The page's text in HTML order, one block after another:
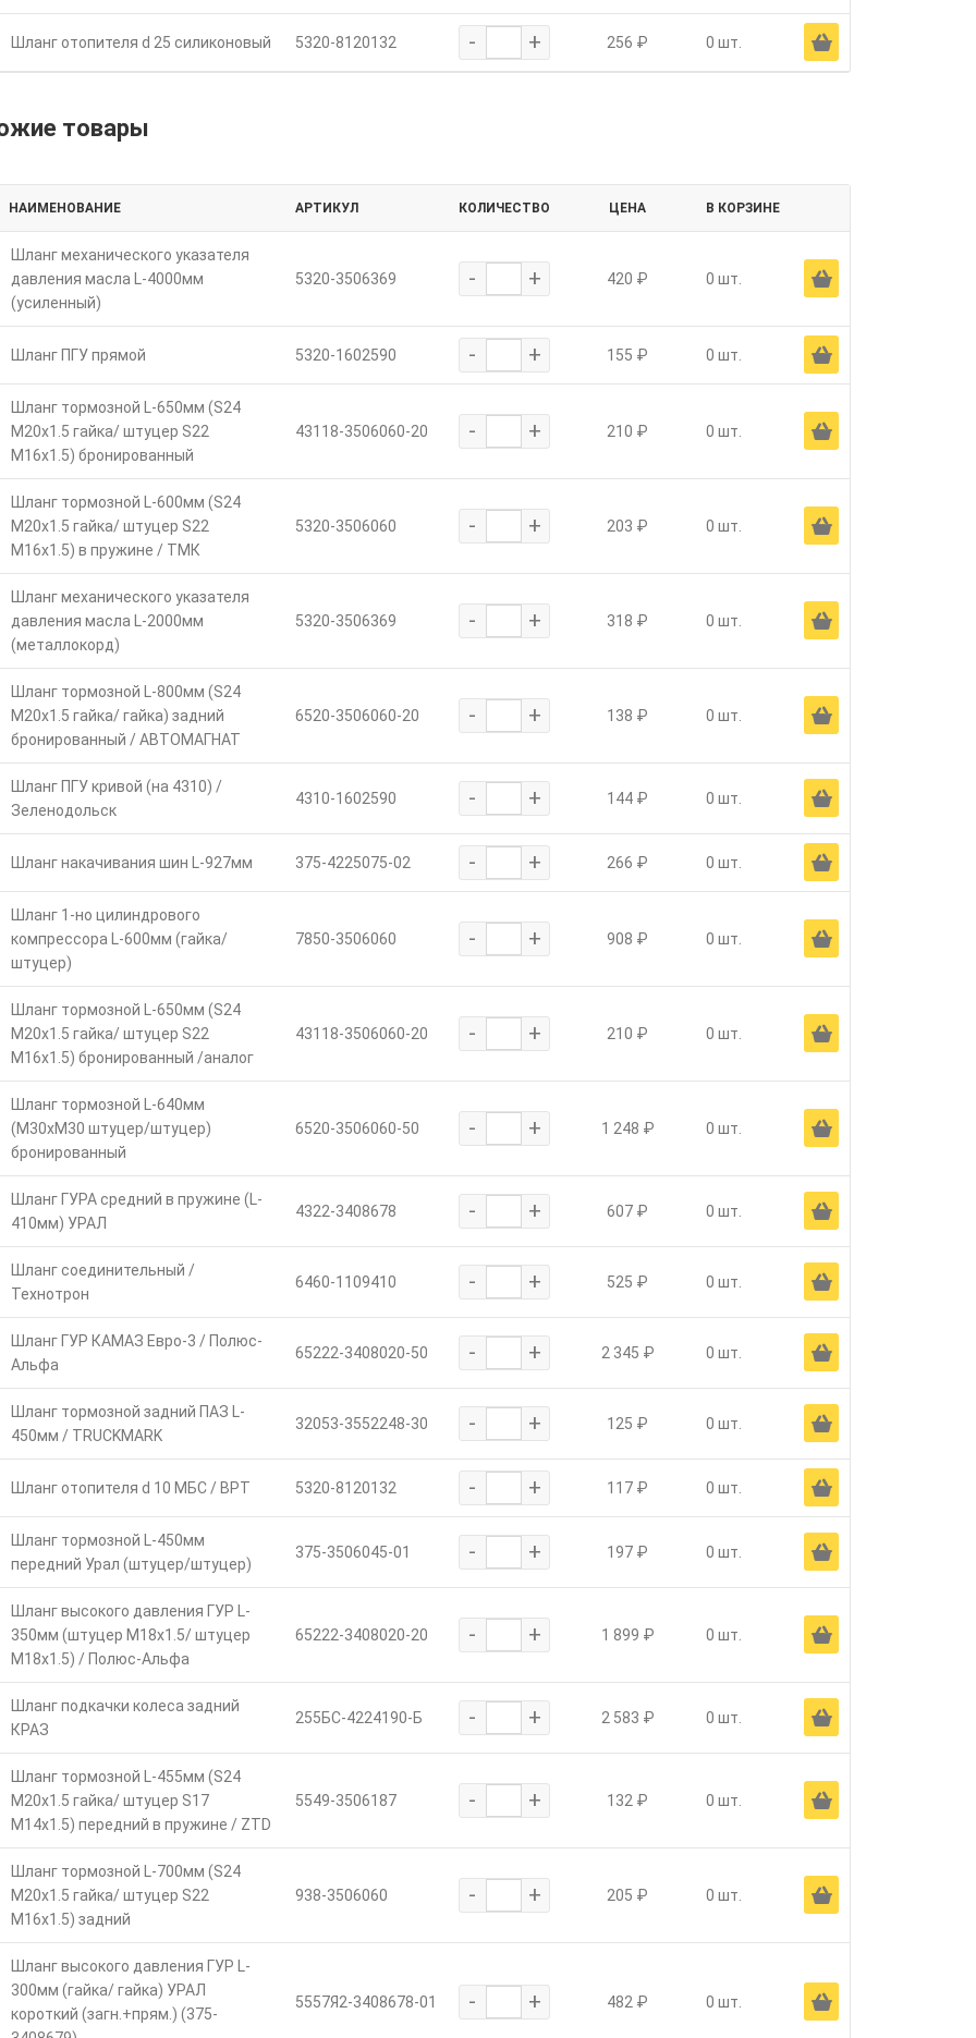
Шланг отопителя d 25 силиконовый 5320-8120132 - + 256 ₽ 0 шт. Ä
товары
НАИМЕНОВАНИЕ АРТИКУЛ КОЛИЧЕСТВО ЦЕНА В КОРЗИНЕ
Шланг механического указателя
давления масла L-4000мм
(усиленный)
5320-3506369 - + 420 ₽ 0 шт. Ä
Шланг ПГУ прямой 5320-1602590 - + 155 ₽ 0 шт. Ä
Шланг тормозной L-650мм (S24
M20х1.5 гайка/ штуцер S22
M16х1.5) бронированный
43118-3506060-20 - + 210 ₽ 0 шт. Ä
Шланг тормозной L-600мм (S24
М20х1.5 гайка/ штуцер S22
М16х1.5) в пружине / ТМК
5320-3506060 - + 203 ₽ 0 шт. Ä
Шланг механического указателя
давления масла L-2000мм
(металлокорд)
5320-3506369 - + 318 ₽ 0 шт. Ä
Шланг тормозной L-800мм (S24
М20х1.5 гайка/ гайка) задний
бронированный / АВТОМАГНАТ
6520-3506060-20 - + 138 ₽ 0 шт. Ä
Шланг ПГУ кривой (на 4310) /
Зеленодольск
4310-1602590 - + 144 ₽ 0 шт. Ä
Шланг накачивания шин L-927мм 375-4225075-02 - + 266 ₽ 0 шт. Ä
Шланг 1-но цилиндрового
компрессора L-600мм (гайка/
штуцер)
7850-3506060 - + 908 ₽ 0 шт. Ä
Шланг тормозной L-650мм (S24
M20х1.5 гайка/ штуцер S22
M16х1.5) бронированный /аналог
43118-3506060-20 - + 210 ₽ 0 шт. Ä
Шланг тормозной L-640мм
(М30хМ30 штуцер/штуцер)
бронированный
6520-3506060-50 - + 1 248 ₽ 0 шт. Ä
Шланг ГУРА средний в пружине (L-
410мм) УРАЛ
4322-3408678 - + 607 ₽ 0 шт. Ä
Шланг соединительный /
Технотрон
6460-1109410 - + 525 ₽ 0 шт. Ä
Шланг ГУР КАМАЗ Евро-3 / Полюс-
Альфа
65222-3408020-50 - + 2 345 ₽ 0 шт. Ä
Шланг тормозной задний ПАЗ L-
450мм / TRUCKMARK
32053-3552248-30 - + 125 ₽ 0 шт. Ä
Шланг отопителя d 10 МБС / ВРТ 5320-8120132 - + 117 ₽ 0 шт. Ä
Шланг тормозной L-450мм
передний Урал (штуцер/штуцер)
375-3506045-01 - + 197 ₽ 0 шт. Ä
Шланг высокого давления ГУР L-
350мм (штуцер М18х1.5/ штуцер
М18х1.5) / Полюс-Альфа
65222-3408020-20 - + 1 899 ₽ 0 шт. Ä
Шланг подкачки колеса задний
КРАЗ
255БС-4224190-Б - + 2 583 ₽ 0 шт. Ä
Шланг тормозной L-455мм (S24
М20х1.5 гайка/ штуцер S17
М14х1.5) передний в пружине / ZTD
5549-3506187 - + 132 ₽ 0 шт. Ä
Шланг тормозной L-700мм (S24
М20х1.5 гайка/ штуцер S22
М16х1.5) задний
938-3506060 - + 205 ₽ 0 шт. Ä
Шланг высокого давления ГУР L-
300мм (гайка/ гайка) УРАЛ
короткий (загн.+прям.) (375-
5557Я2-3408678-01 - + 482 ₽ 0 шт. Ä